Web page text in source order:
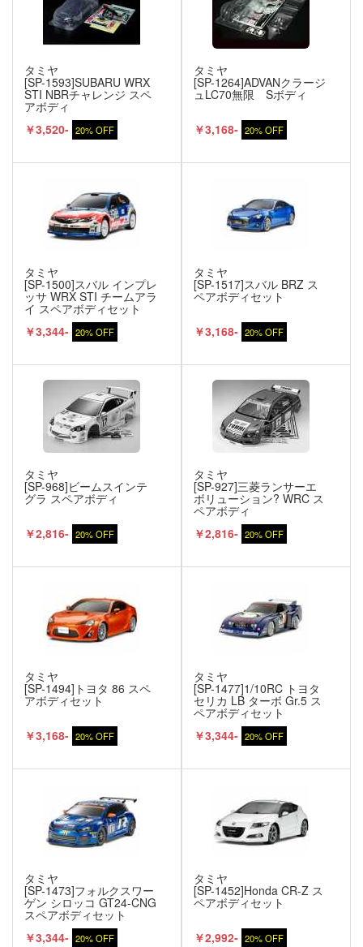
タミヤ
[SP-1593]SUBARU WRX
STI NBRチャレンジ スペ
アボディ
￥3,520- 20% OFF
タミヤ
[SP-1264]ADVANクラージ
ュLC70無限 Sボディ
￥3,168- 20% OFF
タミヤ
[SP-1500]スバル インプレ
ッサ WRX STI チームアラ
イ スペアボディセット
￥3,344- 20% OFF
タミヤ
[SP-1517]スバル BRZ ス
ペアボディセット
￥3,168- 20% OFF
タミヤ
[SP-968]ビームスインテ
グラ スペアボディ
￥2,816- 20% OFF
タミヤ
[SP-927]三菱ランサーエ
ボリューション? WRC ス
ペアボディ
￥2,816- 20% OFF
タミヤ
[SP-1494]トヨタ 86 スペ
アボディセット
￥3,168- 20% OFF
タミヤ
[SP-1477]1/10RC トヨタ
セリカ LB ターボ Gr.5 ス
ペアボディセット
￥3,344- 20% OFF
タミヤ
[SP-1473]フォルクスワー
ゲン シロッコ GT24-CNG
スペアボディセット
￥3,344- 20% OFF
タミヤ
[SP-1452]Honda CR-Z ス
ペアボディセット
￥2,992- 20% OFF